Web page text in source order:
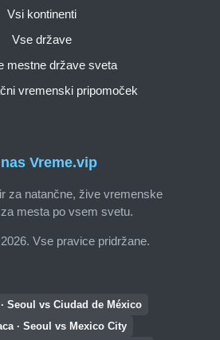
Vreme.vip
za natančne, žive vremenske
mesta po vsem svetu.
Vse pravice pridržane.
Vsi kontinenti
Vse države
mestne države sveta
vremenski pripomoček
Seoul vs Ciudad de México
· Seoul vs Mexico City